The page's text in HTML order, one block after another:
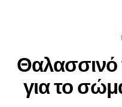
Θαλασσινό
για το